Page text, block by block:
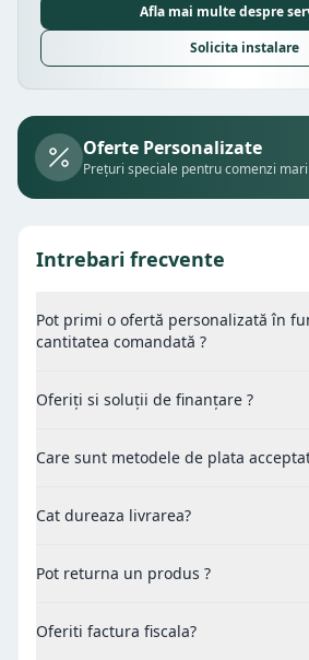
Afla mai multe despre
Solicita instalare
Oferte Personalizate
Prețuri speciale pentru comenzi
Intrebari frecvente
Pot primi o ofertă personalizată în
cantitatea comandată ?
Oferiți si soluții de finanțare ?
Care sunt metodele de plata
Cat dureaza livrarea?
Pot returna un produs ?
Oferiti factura fiscala?